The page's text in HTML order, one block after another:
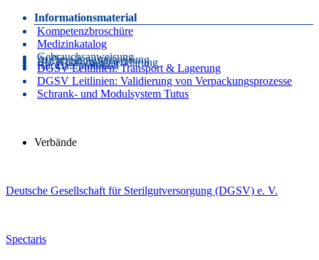
Informationsmaterial
Kompetenzbroschüre
Medizinkatalog
Gebrauchsanweisung
Aufbereitungsanweisung
EU-Konformitätserklärung
Rücklaufprotokoll
DGSV Leitlinien: Transport & Lagerung
DGSV Leitlinien: Validierung von Verpackungsprozesse
Schrank- und Modulsystem Tutus
Verbände
Deutsche Gesellschaft für Sterilgutversorgung (DGSV) e. V.
Spectaris